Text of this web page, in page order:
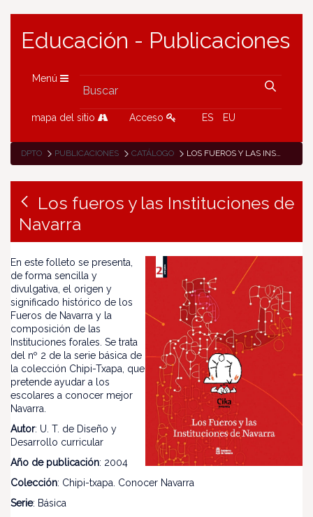
Educación - Publicaciones
Menú
mapa del sitio Acceso ES EU
DPTO PUBLICACIONES CATÁLOGO LOS FUEROS Y LAS INSTITUCIONES DE NAVARRA
Los fueros y las Instituciones de
Navarra
En este folleto se presenta,
de forma sencilla y
divulgativa, el origen y
significado histórico de los
Fueros de Navarra y la
composición de las
Instituciones forales. Se trata
del nº 2 de la serie básica de
la colección Chipi-Txapa, que
pretende ayudar a los
escolares a conocer mejor
Navarra.
Autor: U. T. de Diseño y
Desarrollo curricular
Año de publicación: 2004
Colección: Chipi-txapa. Conocer Navarra
Serie: Básica